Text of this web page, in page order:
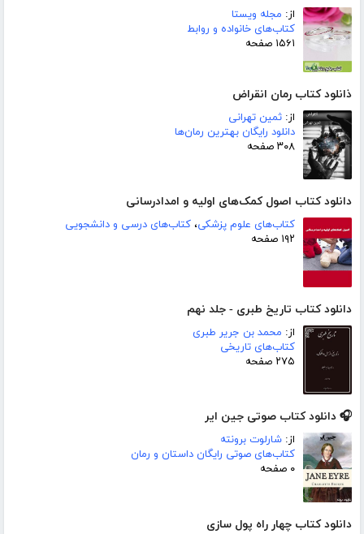
از: مجله ویستا
کتاب‌های خانواده و روابط
۱۵۶۱ صفحه
ذانلود کتاب رمان انقراض
از: ثمین تهرانی
دانلود رایگان بهترین رمان‌ها
۳۰۸ صفحه
دانلود کتاب اصول کمک‌های اولیه و امدادرسانی
کتاب‌های علوم پزشکی، کتاب‌های درسی و دانشجویی
۱۹۲ صفحه
دانلود کتاب تاریخ طبری - جلد نهم
از: محمد بن جریر طبری
کتاب‌های تاریخی
۲۷۵ صفحه
🎧 دانلود کتاب صوتی جین ایر
از: شارلوت برونته
کتاب‌های صوتی رایگان داستان و رمان
۰ صفحه
دانلود کتاب چهار راه پول سازی